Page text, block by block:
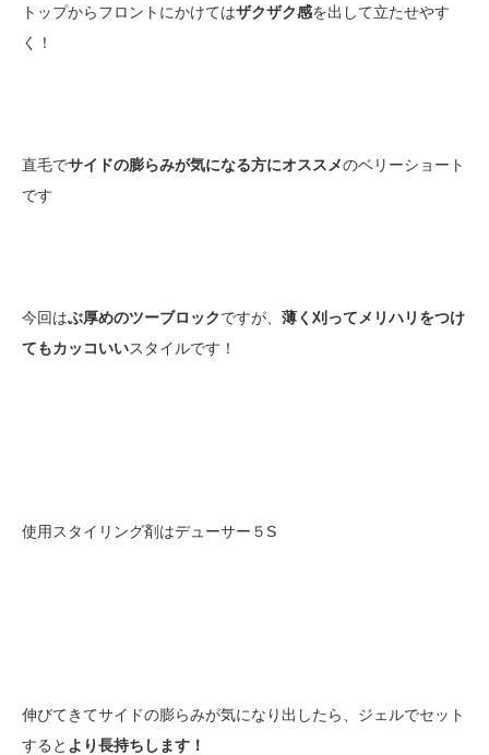
トップからフロントにかけてはザクザク感を出して立たせやす
く！
直毛でサイドの膨らみが気になる方にオススメのベリーショート
です
今回はぶ厚めのツーブロックですが、 薄く刈ってメリハリをつけ
てもカッコいいスタイルです！
使用スタイリング剤はデューサー５S
伸びてきてサイドの膨らみが気になり出したら、ジェルでセット
すると より長持ちします！